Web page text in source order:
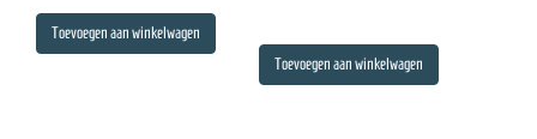
Toevoegen aan winkelwagen
Toevoegen aan winkelwagen